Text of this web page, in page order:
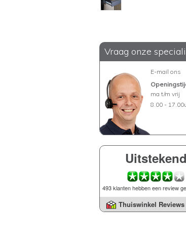
Vraag onze
E-mail ons
ma t/m vrij
8.00 -
Uitstekend
493 klanten hebben een review
Thuiswinkel Reviews